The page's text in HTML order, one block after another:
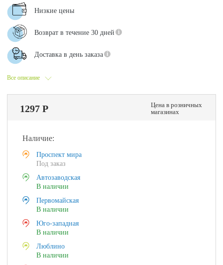
Все описание
Низкие цены
Возврат в течение 30 дней
Доставка в день заказа
1297 Р
Цена в розничных
магазинах
Наличие:
Проспект мира
Под заказ
Автозаводская
В наличии
Первомайская
В наличии
Юго-западная
В наличии
Люблино
В наличии